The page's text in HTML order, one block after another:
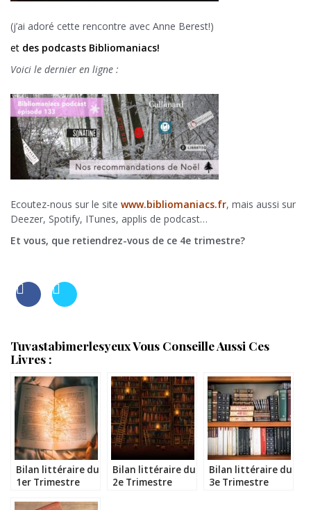
(j’ai adoré cette rencontre avec Anne Berest!)
et des podcasts Bibliomaniacs!
Voici le dernier en ligne :
Ecoutez-nous sur le site www.bibliomaniacs.fr, mais aussi sur
Deezer, Spotify, ITunes, applis de podcast…
Et vous, que retiendrez-vous de ce 4e trimestre?
Tuvastabimerlesyeux Vous Conseille Aussi Ces
Livres :
Bilan littéraire du
1er Trimestre
Bilan littéraire du
2e Trimestre
Bilan littéraire du
3e Trimestre